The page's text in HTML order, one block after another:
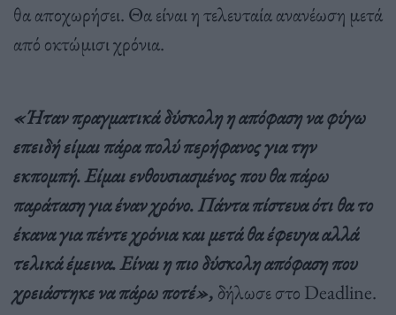
θα αποχωρήσει. Θα είναι η τελευταία ανανέωση μετά
από οκτώμισι χρόνια.
«Ήταν πραγματικά δύσκολη η απόφαση να φύγω
επειδή είμαι πάρα πολύ περήφανος για την
εκπομπή.Είμαι ενθουσιασμένος που θα πάρω
παράταση για έναν χρόνο. Πάντα πίστευα ότι θα το
έκανα για πέντε χρόνια και μετά θα έφευγα αλλά
τελικά έμεινα. Είναι η πιο δύσκολη απόφαση που
χρειάστηκε να πάρω ποτέ», δήλωσε στο Deadline.